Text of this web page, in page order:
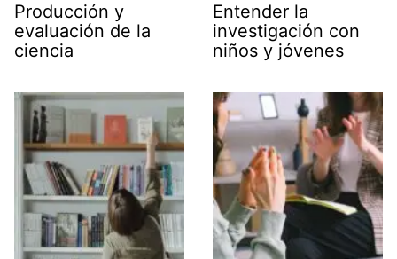
Producción y
evaluación de la
ciencia
Entender la
investigación con
niños y jóvenes